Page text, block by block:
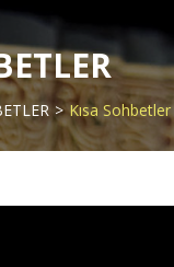
Kısa Sohbetler